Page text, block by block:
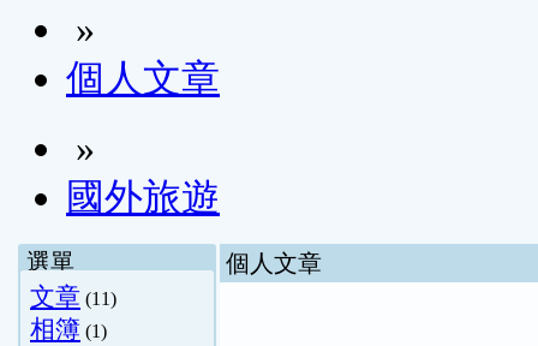
»
個人文章
»
國外旅遊
選單
文章 (11)
相簿 (1)
個人文章